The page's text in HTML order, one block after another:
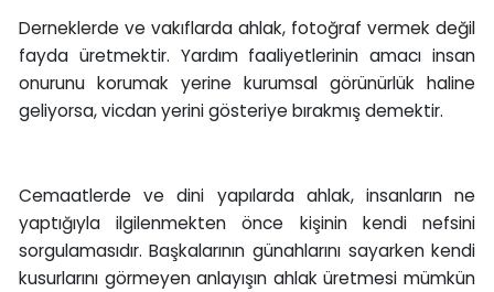
Derneklerde ve vakıflarda ahlak, fotoğraf vermek değil
fayda üretmektir. Yardım faaliyetlerinin amacı insan
onurunu korumak yerine kurumsal görünürlük haline
geliyorsa, vicdan yerini gösteriye bırakmış demektir.
Cemaatlerde ve dini yapılarda ahlak, insanların ne
yaptığıyla ilgilenmekten önce kişinin kendi nefsini
sorgulamasıdır. Başkalarının günahlarını sayarken kendi
kusurlarını görmeyen anlayışın ahlak üretmesi mümkün